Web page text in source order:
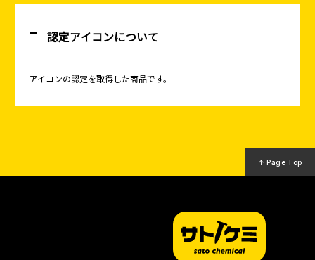
認定アイコンについて
アイコンの認定を取得した商品です。
↑ Page Top